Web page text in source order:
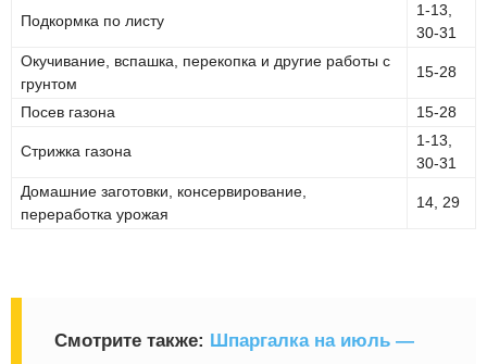
Подкормка по листу
1-13,
30-31
Окучивание, вспашка, перекопка и другие работы с
грунтом
15-28
Посев газона 15-28
Стрижка газона
1-13,
30-31
Домашние заготовки, консервирование,
переработка урожая
14, 29
Смотрите также: Шпаргалка на июль —